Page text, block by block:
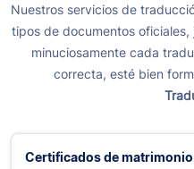
Nuestros servicios de
tipos de documentos oficiales,
minuciosamente cada
correcta, esté bien
Certificados de matrimonio